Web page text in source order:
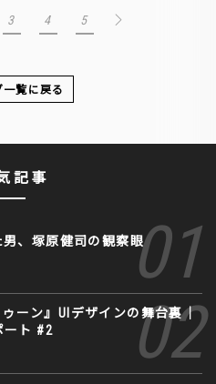
3 4 5
一覧に戻る
記事
男、塚原健司の観察眼
ーン』UIデザインの舞台裏｜
ート #2